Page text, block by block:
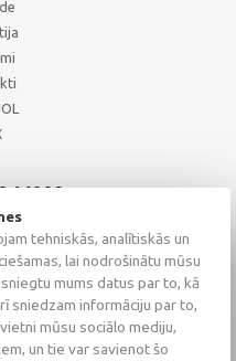
tehniskās, analītiskās un
lai nodrošinātu mūsu
mums datus par to, kā
sniedzam informāciju par to,
mūsu sociālo mediju,
un tie var savienot šo